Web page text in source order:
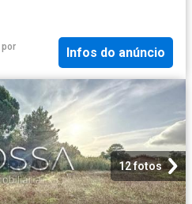
por
Infos do anúncio
12 fotos